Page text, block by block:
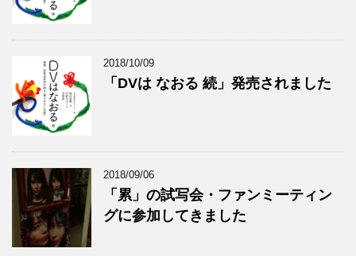
2018/10/09
「DVは なおる 続」発売されました
2018/09/06
「累」の試写会・ファンミーティン
グに参加してきました